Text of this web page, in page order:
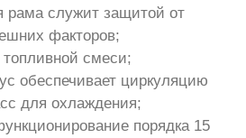
рама служит защитой от
факторов;
топливной смеси;
обеспечивает циркуляцию
для охлаждения;
порядка 15